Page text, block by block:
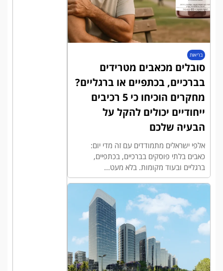
בריאות
סובלים מכאבים מטרידים
בברכיים, בכתפיים או ברגליים?
מחקרים הוכיחו כי 5 רכיבים
ייחודיים יכולים להקל על
הבעיה שלכם
אלפי ישראלים מתמודדים עם זה מדי יום:
כאבים בלתי פוסקים בברכיים, בכתפיים,
ברגליים ובעוד מקומות. בלא מעט...